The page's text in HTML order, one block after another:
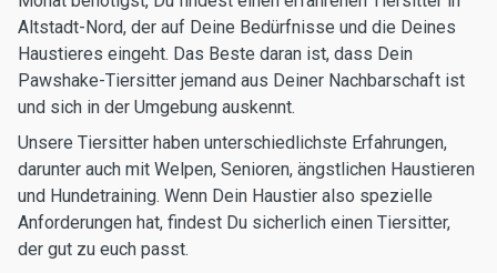
Altstadt-Nord, der auf Deine Bedürfnisse und die Deines
Haustieres eingeht. Das Beste daran ist, dass Dein
Pawshake-Tiersitter jemand aus Deiner Nachbarschaft ist
und sich in der Umgebung auskennt.
Unsere Tiersitter haben unterschiedlichste Erfahrungen,
darunter auch mit Welpen, Senioren, ängstlichen Haustieren
und Hundetraining. Wenn Dein Haustier also spezielle
Anforderungen hat, findest Du sicherlich einen Tiersitter,
der gut zu euch passt.